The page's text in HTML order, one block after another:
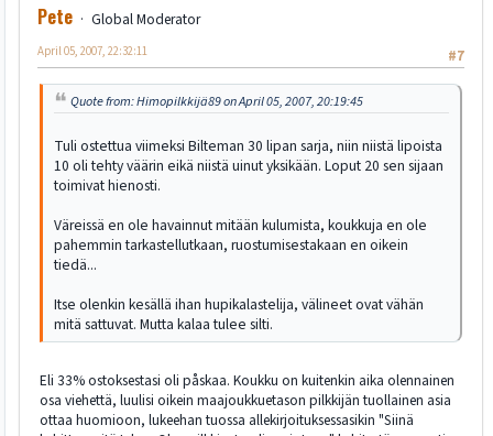
Pete
Global Moderator
#7
April 05, 2007, 22:32:11
Quote from: Himopilkkijä89 on April 05, 2007, 20:19:45
Tuli ostettua viimeksi Bilteman 30 lipan sarja, niin niistä lipoista
10 oli tehty väärin eikä niistä uinut yksikään. Loput 20 sen sijaan
toimivat hienosti.
Väreissä en ole havainnut mitään kulumista, koukkuja en ole
pahemmin tarkastellutkaan, ruostumisestakaan en oikein
tiedä...
Itse olenkin kesällä ihan hupikalastelija, välineet ovat vähän
mitä sattuvat. Mutta kalaa tulee silti.
Eli 33% ostoksestasi oli påskaa. Koukku on kuitenkin aika olennainen
osa viehettä, luulisi oikein maajoukkuetason pilkkijän tuollainen asia
ottaa huomioon, lukeehan tuossa allekirjoituksessasikin "Siinä